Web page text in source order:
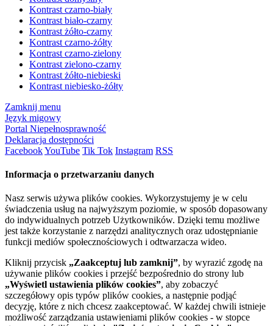
Kontrast czarno-biały
Kontrast biało-czarny
Kontrast żółto-czarny
Kontrast czarno-żółty
Kontrast czarno-zielony
Kontrast zielono-czarny
Kontrast żółto-niebieski
Kontrast niebiesko-żółty
Zamknij menu
Język migowy
Portal Niepełnosprawność
Deklaracja dostępności
FacebookYouTube Tik Tok Instagram RSS
Informacja o przetwarzaniu danych
Nasz serwis używa plików cookies. Wykorzystujemy je w celu
świadczenia usług na najwyższym poziomie, w sposób dopasowany
do indywidualnych potrzeb Użytkowników. Dzięki temu możliwe
jest także korzystanie z narzędzi analitycznych oraz udostępnianie
funkcji mediów społecznościowych i odtwarzacza wideo.
Kliknij przycisk „Zaakceptuj lub zamknij”, by wyrazić zgodę na
używanie plików cookies i przejść bezpośrednio do strony lub
„Wyświetl ustawienia plików cookies”, aby zobaczyć
szczegółowy opis typów plików cookies, a następnie podjąć
decyzję, które z nich chcesz zaakceptować. W każdej chwili istnieje
możliwość zarządzania ustawieniami plików cookies - w stopce